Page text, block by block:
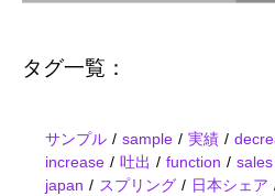
タグ一覧：
サンプル sample 実績
increase
吐出 function
japan
スプリング 日本シェア